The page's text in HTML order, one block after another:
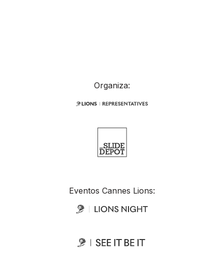
Organiza:
Eventos Cannes Lions: